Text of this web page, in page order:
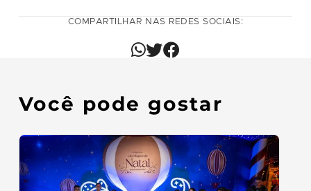
COMPARTILHAR NAS REDES SOCIAIS:
Você pode gostar